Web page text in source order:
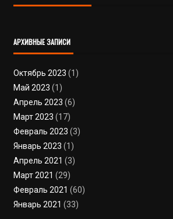
АРХИВНЫЕ ЗАПИСИ
Октябрь 2023 (1)
Май 2023 (1)
Апрель 2023 (6)
Март 2023 (17)
Февраль 2023 (3)
Январь 2023 (1)
Апрель 2021 (3)
Март 2021 (29)
Февраль 2021 (60)
Январь 2021 (33)